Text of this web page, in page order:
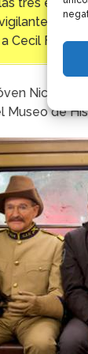
Cecil
Nick
de